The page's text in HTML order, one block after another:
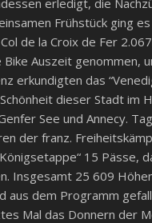
erledigt, die
Frühstück ging
de la Croix de Fer
Auszeit genommen,
erkundigten das
dieser Stadt im
See und Annecy.
der franz.
15 Pässe,
Insgesamt 25 609
dem Programm
Mal das Donnern der